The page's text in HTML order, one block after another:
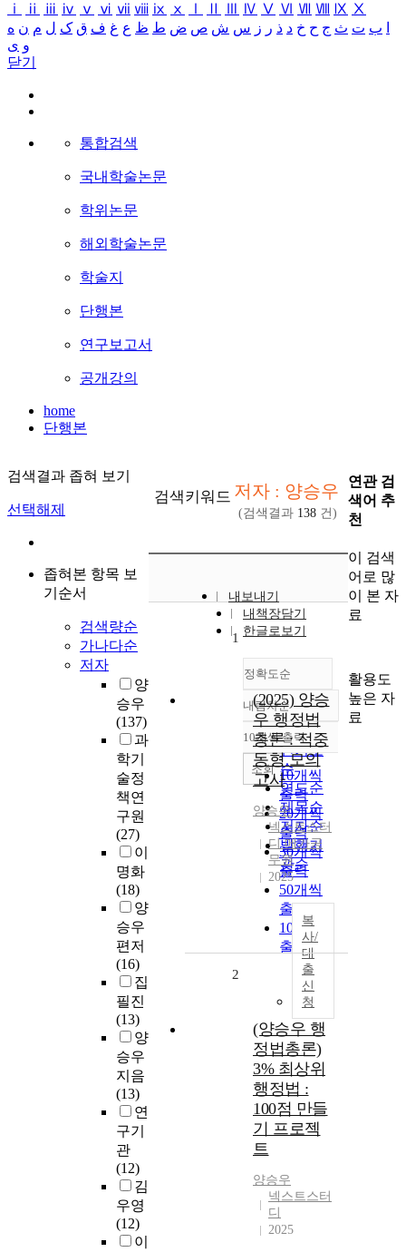
ⅰ
ⅱ ⅲ ⅳ ⅴ ⅵ ⅶ ⅷ ⅸ ⅹ Ⅳ Ⅴ Ⅵ Ⅶ Ⅷ Ⅸ Ⅹ
ب ت ث ج ح خ د ذ ر ز س ش ص ض ط ظ ع غ ف ق ک ل م ن ه
و ی
닫기
통합검색
국내학술논문
학위논문
해외학술논문
학술지
단행본
연구보고서
공개강의
home
단행본
검색결과 좁혀 보기
선택해제
좁혀본 항목 보
기순서
검색량순
가나다순
저자
양
승우
(137)
과
학기
술정
책연
구원
(27)
이
명화
(18)
양
승우
편저
(16)
집
필진
(13)
양
승우
지음
(13)
연
구기
관
(12)
김
우영
(12)
이
검색키워드 저자 : 양승우
(검색결과 138 건)
내보내기
내책장담기
한글로보기
정확도순
정확도
순
인기도
순
연도순
제목순
저자순
발행기
관순
내림차순
내림차순
10개씩 출력
10개씩
출력
20개씩
출력
30개씩
출력
50개씩
출력
100개씩
출력
조회
1
(2025) 양승
우 행정법
총론 : 적중
동형 모의
고사
양승우
넥스트스터
디 메가공
무원
2025
복
사/
대
출
신
청
2
(양승우 행
정법총론)
3% 최상위
행정법 :
100점 만들
기 프로젝
트
양승우
넥스트스터
디
2025
연관 검
색어 추
천
이 검색
어로 많
이 본 자
료
활용도
높은 자
료